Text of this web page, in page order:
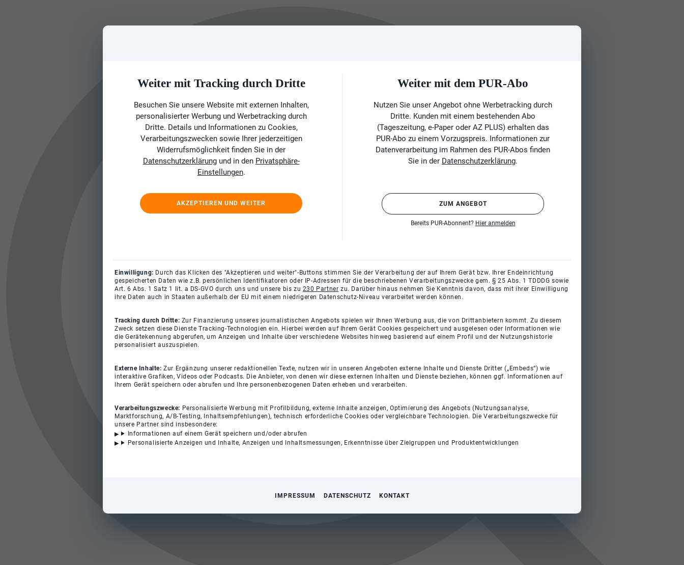
Weiter mit Tracking durch Dritte
Besuchen Sie unsere Website mit externen Inhalten,
personalisierter Werbung und Werbetracking durch
Dritte. Details und Informationen zu Cookies,
Verarbeitungszwecken sowie Ihrer jederzeitigen
Widerrufsmöglichkeit finden Sie in der
Datenschutzerklärungund in den Privatsphäre-
Einstellungen.
AKZEPTIEREN UND WEITER
Weiter mit dem PUR-Abo
Nutzen Sie unser Angebot ohne Werbetracking durch
Dritte. Kunden mit einem bestehenden Abo
(Tageszeitung, e-Paper oder AZ PLUS) erhalten das
PUR-Abo zu einem Vorzugspreis. Informationen zur
Datenverarbeitung im Rahmen des PUR-Abos finden
Sie in der Datenschutzerklärung.
ZUM ANGEBOT
Bereits PUR-Abonnent? Hier anmelden
Einwilligung: Durch das Klicken des "Akzeptieren und weiter"-Buttons stimmen Sie der Verarbeitung der auf Ihrem Gerät bzw. Ihrer Endeinrichtung
gespeicherten Daten wie z.B. persönlichen Identifikatoren oder IP-Adressen für die beschriebenen Verarbeitungszwecke gem. § 25 Abs. 1 TDDDG sowie
Art. 6 Abs. 1 Satz 1 lit. a DS-GVO durch uns und unsere bis zu 230 Partner zu. Darüber hinaus nehmen Sie Kenntnis davon, dass mit ihrer Einwilligung
ihre Daten auch in Staaten außerhalb der EU mit einem niedrigeren Datenschutz-Niveau verarbeitet werden können.
Tracking durch Dritte: Zur Finanzierung unseres journalistischen Angebots spielen wir Ihnen Werbung aus, die von Drittanbietern kommt. Zu diesem
Zweck setzen diese Dienste Tracking-Technologien ein. Hierbei werden auf Ihrem Gerät Cookies gespeichert und ausgelesen oder Informationen wie
die Gerätekennung abgerufen, um Anzeigen und Inhalte über verschiedene Websites hinweg basierend auf einem Profil und der Nutzungshistorie
personalisiert auszuspielen.
Externe Inhalte:Zur Ergänzung unserer redaktionellen Texte, nutzen wir in unseren Angeboten externe Inhalte und Dienste Dritter („Embeds“) wie
interaktive Grafiken, Videos oder Podcasts. Die Anbieter, von denen wir diese externen Inhalten und Dienste beziehen, können ggf. Informationen auf
Ihrem Gerät speichern oder abrufen und Ihre personenbezogenen Daten erheben und verarbeiten.
Verarbeitungszwecke: Personalisierte Werbung mit Profilbildung, externe Inhalte anzeigen, Optimierung des Angebots (Nutzungsanalyse,
Marktforschung, A/B-Testing, Inhaltsempfehlungen), technisch erforderliche Cookies oder vergleichbare Technologien. Die Verarbeitungszwecke für
unsere Partner sind insbesondere:
Informationen auf einem Gerät speichern und/oder abrufen
Personalisierte Anzeigen und Inhalte, Anzeigen und Inhaltsmessungen, Erkenntnisse über Zielgruppen und Produktentwicklungen
IMPRESSUM DATENSCHUTZ KONTAKT